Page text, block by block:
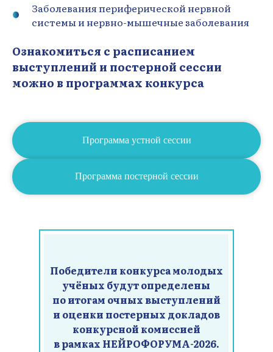
Заболевания периферической нервной
системы и нервно-мышечные заболевания
Ознакомиться с расписанием
выступлений и постерной сессии
можно в программах конкурса
Программа устной сессии
Программа постерной сессии
Победители конкурса молодых
учёных будут определены
по итогам очных выступлений
и оценки постерных докладов
конкурсной комиссией
в рамках НЕЙРОФОРУМА-2026.